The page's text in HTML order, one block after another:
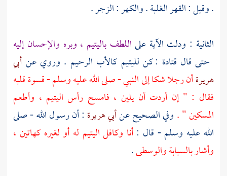
. وقيل : القهر الغلبة . والكهر : الزجر .
الثانية : ودلت الآية علىاللطف باليتيم ، وبره والإحسان إليه
حتى قال قتادة : كن لليتيم كالأب الرحيم . وروي عن أبي
هريرةأن رجلا شكا إلى النبي - صلى الله عليه وسلم - قسوة قلبه
فقال : " إن أردت أن يلين ، فامسح رأس اليتيم ، وأطعم
المسكين " . وفي الصحيح عنأبي هريرة : أن رسول الله - صلى
الله عليه وسلم - قال :أنا وكافل اليتيم له أو لغيره كهاتين ،
وأشار بالسبابة والوسطى.